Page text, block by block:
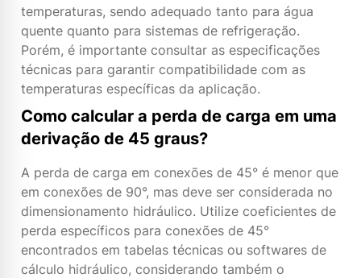
temperaturas, sendo adequado tanto para água
quente quanto para sistemas de refrigeração.
Porém, é importante consultar as especificações
técnicas para garantir compatibilidade com as
temperaturas específicas da aplicação.
Como calcular a perda de carga em uma
derivação de 45 graus?
A perda de carga em conexões de 45° é menor que
em conexões de 90°, mas deve ser considerada no
dimensionamento hidráulico. Utilize coeficientes de
perda específicos para conexões de 45°
encontrados em tabelas técnicas ou softwares de
cálculo hidráulico, considerando também o